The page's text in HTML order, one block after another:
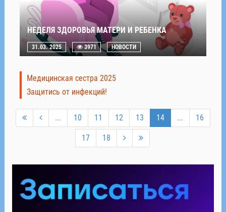
НЕДЕЛЯ ЗДОРОВЬЯ МАТЕРИ И РЕБЕНКА
31.03. 2025 3971 НОВОСТИ
Медицинская сестра 2025
Защитись от инфекций!
... 10 11 12 13 14 ... 16
17 18